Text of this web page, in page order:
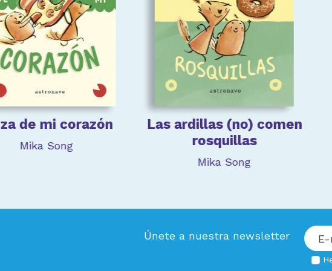
de mi corazón
Mika Song
Las ardillas (no) comen
rosquillas
Mika Song
Únete a nuestra newsletter